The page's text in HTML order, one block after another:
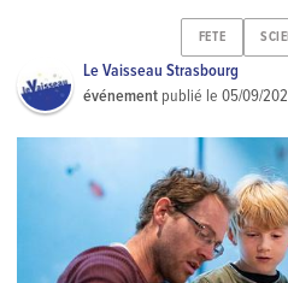
FETE
Le Vaisseau Strasbourg
événement publié le05/09/